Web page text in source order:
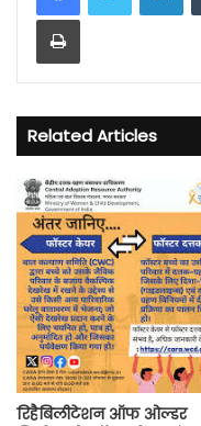
Print
Related Articles
रिहैबिलीटेशन ऑफ ओल्डर